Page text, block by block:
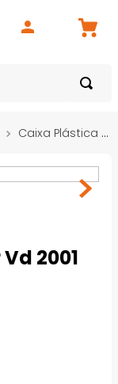
Caixa Plástica Vonder Vd 2001 com 2 Bandejas
2001